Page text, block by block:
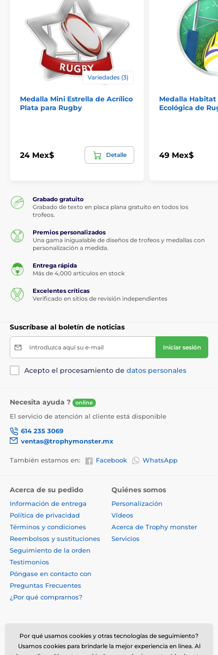
Variedades (3)
Medalla Mini Estrella de Acrílico
Plata para Rugby
24 Mex$ Detalle
Medalla Habitat
Ecológica de
49 Mex$
Grabado gratuito
Grabado de texto en placa plana gratuito en todos los
trofeos.
Premios personalizados
Una gama inigualable de diseños de trofeos y medallas con
personalización a medida.
Entrega rápida
Más de 4,000 artículos en stock
Excelentes críticas
Verificado en sitios de revisión independientes
Suscríbase al boletín de noticias
Introduzca aquí su e-mail Iniciar sesión
Acepto el procesamiento de datos personales
Necesita ayuda ? online
El servicio de atención al cliente está disponible
614 235 3069
ventas@trophymonster.mx
También estamos en: Facebook WhatsApp
Acerca de su pedido
Información de entrega
Política de privacidad
Términos y condiciones
Reembolsos y sustituciones
Seguimiento de la orden
Testimonios
Póngase en contacto con
Preguntas Frecuentes
¿Por qué comprarnos?
Quiénes somos
Personalización
Vídeos
Acerca de Trophy monster
Servicios
Por qué usamos cookies y otras tecnologías de seguimiento?
Usamos cookies para brindarle la mejor experiencia en línea. Al